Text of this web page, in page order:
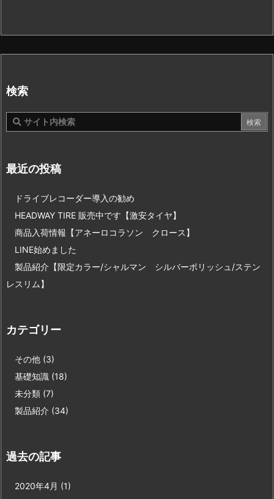
検索
最近の投稿
ドライブレコーダー導入の勧め
HEADWAY TIRE 販売中です【激安タイヤ】
商品入荷情報【アネーロコラソン クロース】
LINE始めました
製品紹介【限定カラー/シャルマン シルバーポリッシュ/ステン
レスリム】
カテゴリー
その他 (3)
基礎知識 (18)
未分類 (7)
製品紹介 (34)
過去の記事
2020年4月 (1)